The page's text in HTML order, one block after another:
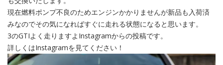
現在燃料ポンプ不良のためエンジンかかりませんが新品も入荷済
みなのでその気になればすぐに走れる状態になると思います。
3のGTIよく走りますよInstagramからの投稿です。
詳しくはInstagramを見てください！